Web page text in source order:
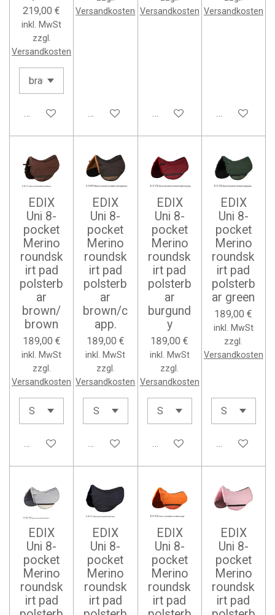
219,00 €
inkl. MwSt
zzgl.
Versandkosten
Bei Verfügbarkeit benachrichtigen
Versandkosten
In den Warenkorb
Versandkosten
In den Warenkorb
Versandkosten
In den
EDIX
Uni 8-
pocket
Merino
roundsk
irt pad
polsterb
ar
brown/
brown
189,00 €
inkl. MwSt
zzgl.
Versandkosten
In den Warenkorb
EDIX
Uni 8-
pocket
Merino
roundsk
irt pad
polsterb
ar
brown/c
app.
189,00 €
inkl. MwSt
zzgl.
Versandkosten
In den Warenkorb
EDIX
Uni 8-
pocket
Merino
roundsk
irt pad
polsterb
ar
burgund
y
189,00 €
inkl. MwSt
zzgl.
Versandkosten
In den Warenkorb
EDIX
Uni 8-
pocket
Merino
roundsk
irt pad
polsterb
ar green
189,00 €
inkl. MwSt
zzgl.
Versandkosten
In den
EDIX
Uni 8-
pocket
Merino
roundsk
irt pad
EDIX
Uni 8-
pocket
Merino
roundsk
irt pad
EDIX
Uni 8-
pocket
Merino
roundsk
irt pad
EDIX
Uni 8-
pocket
Merino
roundsk
irt pad